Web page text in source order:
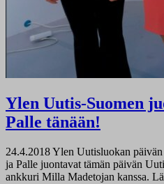
Ylen Uutis-Suomen
Palle tänään!
24.4.2018Ylen Uutisluokan
ja Palle juontavat tämän päivän
ankkuri Milla Madetojan kanssa.